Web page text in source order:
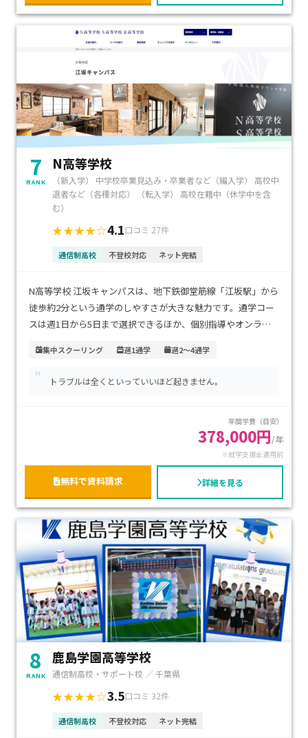
7
RANK
N高等学校
（新入学） 中学校卒業見込み・卒業者など（編入学） 高校中
退者など（各種対応） （転入学） 高校在籍中（休学中を含
む）
★★★★☆4.1口コミ 27件
通信制高校 不登校対応 ネット完結
N高等学校 江坂キャンパスは、地下鉄御堂筋線「江坂駅」から
徒歩約2分という通学のしやすさが大きな魅力です。通学コー
スは週1日から5日まで選択できるほか、個別指導やオンライ
多彩な学習スタイルが用意されています。生徒一人ひとりの学
習ペースや目標に合わせた柔軟な教育が可能です。学費は通学
頻度によって異なりますが、就学支援制度の活用により負担
分野や創作活動に意欲のあるお子さま、自分のペースでじっく
り学びたい方におすすめのキャンパスです。
集中スクーリング 週1通学 週2～4通学
" トラブルは全くといっていいほど起きません。
年間学費（目安）
378,000円/年
※就学支援金適用前
無料で資料請求 詳細を見る
8
RANK
鹿島学園高等学校
通信制高校・サポート校 ／ 千葉県
★★★★☆3.5口コミ 32件
通信制高校 不登校対応 ネット完結